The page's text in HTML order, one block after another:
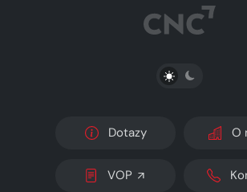
PŘEPNOUT
Dotazy O
VOP